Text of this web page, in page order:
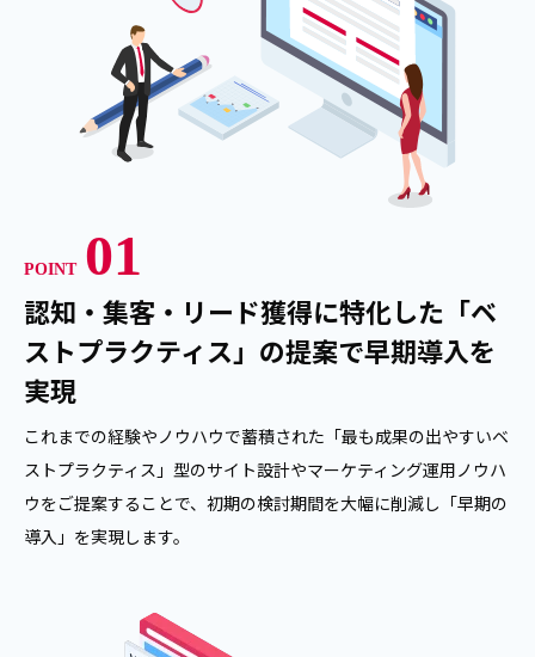
POINT 01
認知・集客・リード獲得に特化した「ベ
ストプラクティス」の提案で早期導入を
実現
これまでの経験やノウハウで蓄積された「最も成果の出やすいベ
ストプラクティス」型のサイト設計やマーケティング運用ノウハ
ウをご提案することで、初期の検討期間を大幅に削減し「早期の
導入」を実現します。